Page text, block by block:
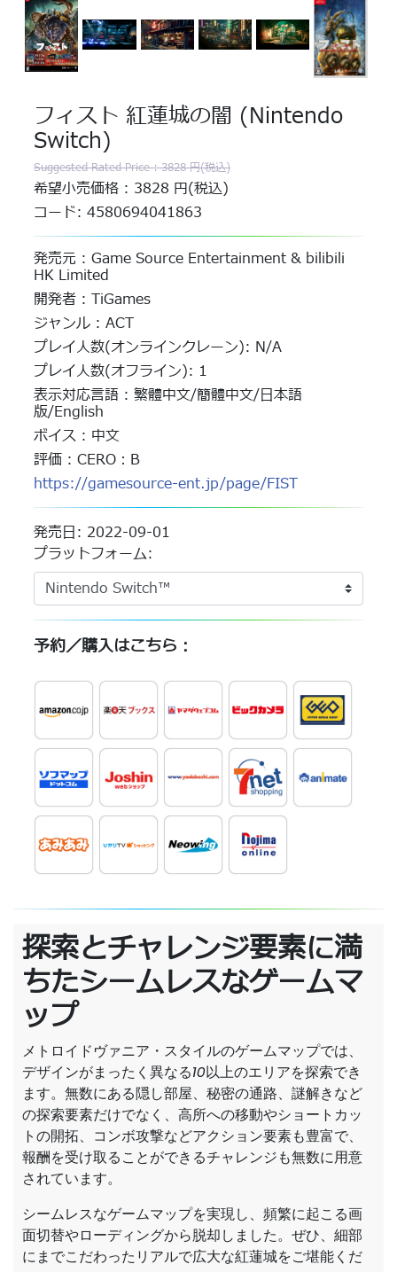
フィスト 紅蓮城の闇 (Nintendo
Switch)
Suggested Rated Price : 3828 円(税込)
希望小売価格 : 3828 円(税込)
コード: 4580694041863
発売元 : Game Source Entertainment & bilibili
HK Limited
開発者 : TiGames
ジャンル : ACT
プレイ人数(オンラインクレーン): N/A
プレイ人数(オフライン): 1
表示対応言語 : 繁體中文/簡體中文/日本語
版/English
ボイス : 中文
評価 : CERO：B
https://gamesource-ent.jp/page/FIST
発売日: 2022-09-01
プラットフォーム:
予約／購入はこちら：
探索とチャレンジ要素に満
ちたシームレスなゲームマ
ップ
メトロイドヴァニア・スタイルのゲームマップでは、
デザインがまったく異なる10以上のエリアを探索でき
ます。無数にある隠し部屋、秘密の通路、謎解きなど
の探索要素だけでなく、高所への移動やショートカッ
トの開拓、コンボ攻撃などアクション要素も豊富で、
報酬を受け取ることができるチャレンジも無数に用意
されています。
シームレスなゲームマップを実現し、頻繁に起こる画
面切替やローディングから脱却しました。ぜひ、細部
にまでこだわったリアルで広大な紅蓮城をご堪能くだ